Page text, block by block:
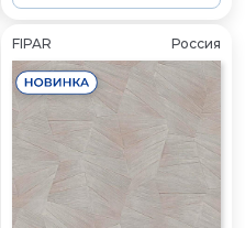
FIPAR Россия